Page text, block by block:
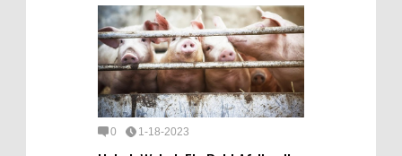
0 1-18-2023